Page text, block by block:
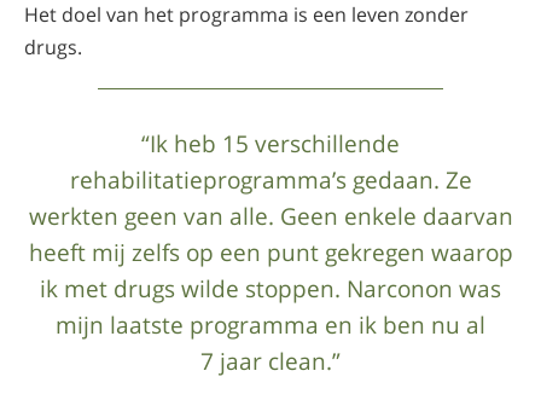
Het doel van het programma is een leven zonder
drugs.
“Ik heb 15 verschillende
rehabilitatieprogramma’s gedaan. Ze
werkten geen van alle. Geen enkele daarvan
heeft mij zelfs op een punt gekregen waarop
ik met drugs wilde stoppen. Narconon was
mijn laatste programma en ik ben nu al
7 jaar clean.”